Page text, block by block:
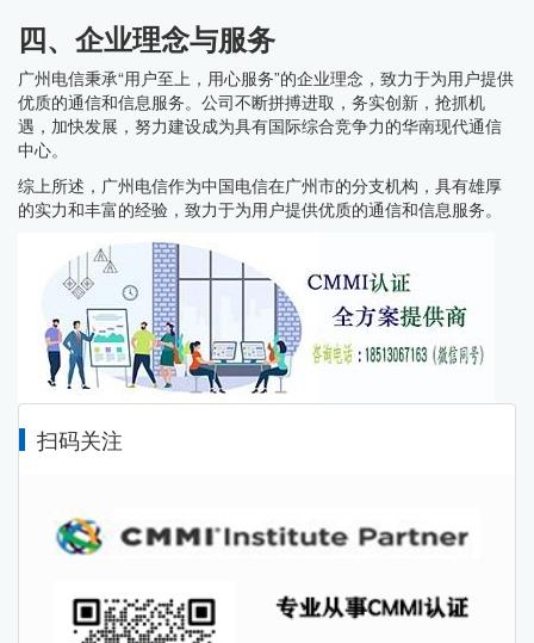
四、企业理念与服务
广州电信秉承“用户至上，用心服务”的企业理念，致力于为用户提供
优质的通信和信息服务。公司不断拼搏进取，务实创新，抢抓机
遇，加快发展，努力建设成为具有国际综合竞争力的华南现代通信
中心。
综上所述，广州电信作为中国电信在广州市的分支机构，具有雄厚
的实力和丰富的经验，致力于为用户提供优质的通信和信息服务。
扫码关注